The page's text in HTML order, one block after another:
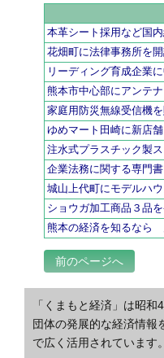
本革シート採用など国
花畑町に法律事務所を
リーディング育成企業
熊本市中心部にアンテ
家庭用防災無線受信機
ゆめマート田崎に新店
注水式プラスチック製
企業法務に関する専門
城山上代町にモデルハ
ショウガ加工商品３品
熊本の経済を知るなら
前のページへ
「くまもと経済」は昭
団体の発展的な経済情報
で広く活用されています。